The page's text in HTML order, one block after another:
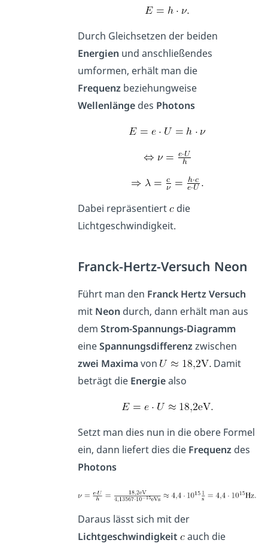
Durch Gleichsetzen der beiden
Energien und anschließendes
umformen, erhält man die
Frequenz beziehungweise
Wellenlänge des Photons
Dabei repräsentiert die
Lichtgeschwindigkeit.
Franck-Hertz-Versuch Neon
Führt man den Franck HertzVersuch
mit Neon durch, dann erhält man aus
demStrom-Spannungs-Diagramm
eineSpannungsdifferenzzwischen
zwei Maximavon
Damit
beträgt die Energiealso
Setzt man dies nun in die obere Formel
ein, dann liefert dies die Frequenz des
Photons
Daraus lässt sich mit der
Lichtgeschwindigkeit
auch die